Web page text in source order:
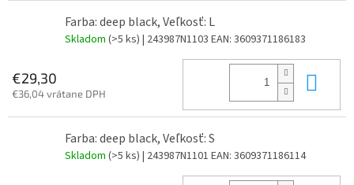
Farba: deep black, Veľkosť: L
Skladom (>5 ks) | 243987N1103 EAN: 3609371186183
€29,30
€36,04 vrátane DPH
Farba: deep black, Veľkosť: S
Skladom (>5 ks) | 243987N1101 EAN: 3609371186114